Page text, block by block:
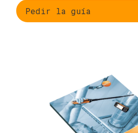
Pedir la guía